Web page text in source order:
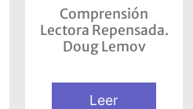
Comprensión
Lectora Repensada.
Doug Lemov
Leer